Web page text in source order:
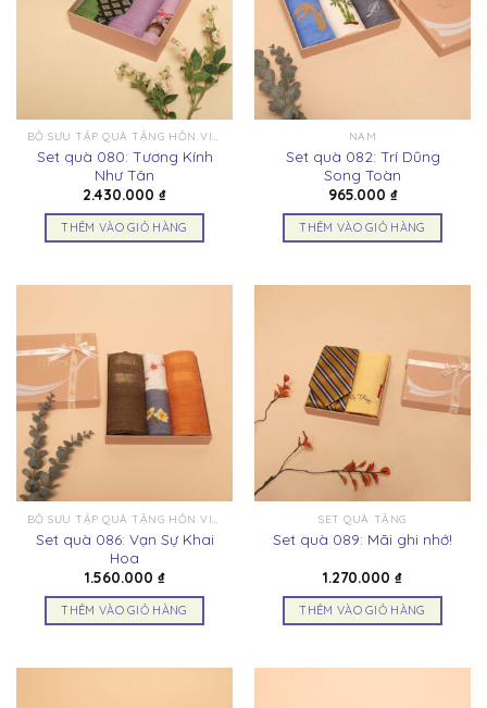
BỘ SƯU TẬP QUÀ TẶNG HỒN VIỆT
Set quà 080: Tương Kính
Như Tân
2.430.000 ₫
THÊM VÀO GIỎ HÀNG
NAM
Set quà 082: Trí Dũng
Song Toàn
965.000 ₫
THÊM VÀO GIỎ HÀNG
BỘ SƯU TẬP QUÀ TẶNG HỒN VIỆT
Set quà 086: Vạn Sự Khai
Hoa
1.560.000 ₫
THÊM VÀO GIỎ HÀNG
SET QUÀ TẶNG
Set quà 089: Mãi ghi nhớ!
1.270.000 ₫
THÊM VÀO GIỎ HÀNG